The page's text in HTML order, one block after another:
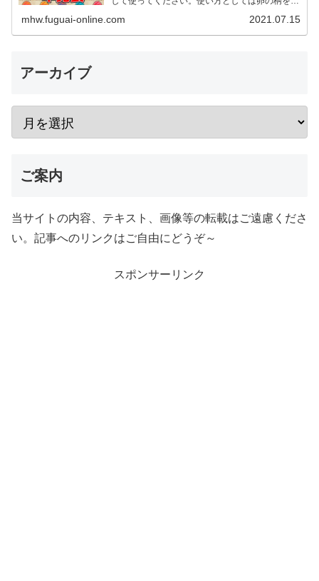
日リオレイア希少種…
mhw.fuguai-online.com 2021.07.15
アーカイブ
ご案内
当サイトの内容、テキスト、画像等の転載はご遠慮くださ
い。記事へのリンクはご自由にどうぞ～
スポンサーリンク